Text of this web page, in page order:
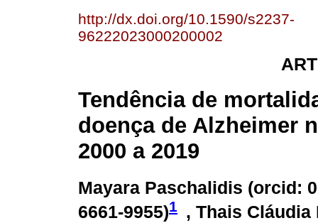
http://dx.doi.org/10.1590/s2237-
96222023000200002
Tendência de
doença de Alzheimer
2000 a 2019
Mayara Paschalidis (orcid:
6661-9955)1 , Thais Cláudia